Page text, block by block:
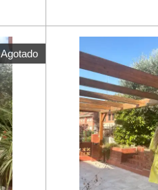
Agotado